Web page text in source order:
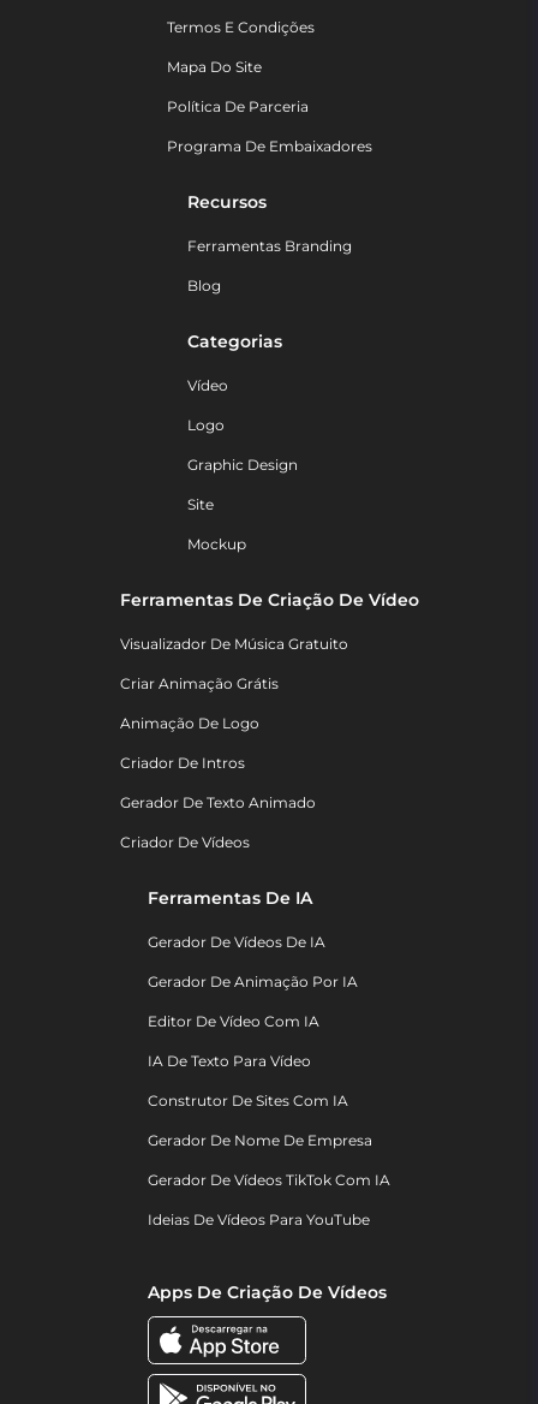
Termos E Condições
Mapa Do Site
Política De Parceria
Programa De Embaixadores
Recursos
Ferramentas Branding
Blog
Categorias
Vídeo
Logo
Graphic Design
Site
Mockup
Ferramentas De Criação De Vídeo
Visualizador De Música Gratuito
Criar Animação Grátis
Animação De Logo
Criador De Intros
Gerador De Texto Animado
Criador De Vídeos
Ferramentas De IA
Gerador De Vídeos De IA
Gerador De Animação Por IA
Editor De Vídeo Com IA
IA De Texto Para Vídeo
Construtor De Sites Com IA
Gerador De Nome De Empresa
Gerador De Vídeos TikTok Com IA
Ideias De Vídeos Para YouTube
Apps De Criação De Vídeos